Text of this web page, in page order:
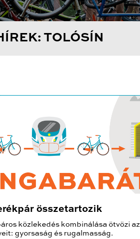
TOLÓSÍN
összetartozik
közlekedés kombinálása ötvözi az
gyorsaság és rugalmasság.